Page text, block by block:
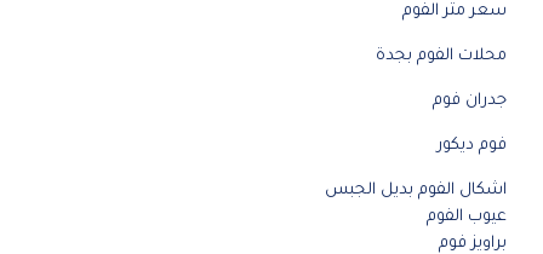
سعر متر الفوم
محلات الفوم بجدة
جدران فوم
فوم ديكور
اشكال الفوم بديل الجبس
عيوب الفوم
براويز فوم